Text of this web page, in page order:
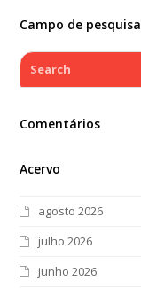
Campo de pesquisa
Search
Comentários
Acervo
agosto 2026
julho 2026
junho 2026